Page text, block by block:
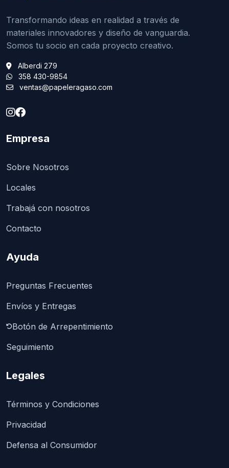
Transformando ideas en realidad a través de
materiales innovadores y diseño de vanguardia.
Somos tu socio en cada proyecto creativo.
Alberdi 279
358 430-9854
ventas@papeleragaso.com
Empresa
Sobre Nosotros
Locales
Trabajá con nosotros
Contacto
Ayuda
Preguntas Frecuentes
Envíos y Entregas
Botón de Arrepentimiento
Seguimiento
Legales
Términos y Condiciones
Privacidad
Defensa al Consumidor